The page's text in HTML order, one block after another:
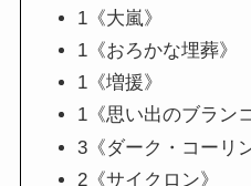
1《大嵐》
1《おろかな埋葬》
1《増援》
1《思い出のブラン
3《ダーク・コーリ
2《サイクロン》